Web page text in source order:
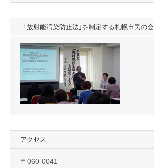
「放射能汚染防止法｣を制定する札幌市民の会
アクセス
〒060-0041